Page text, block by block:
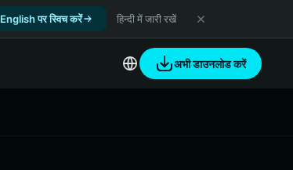
English पर स्विच करें हिन्दी में जारी रखें
अभी डाउनलोड करें